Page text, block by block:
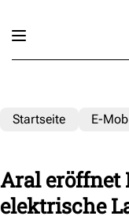
Startseite E-
Aral eröffnet
elektrische